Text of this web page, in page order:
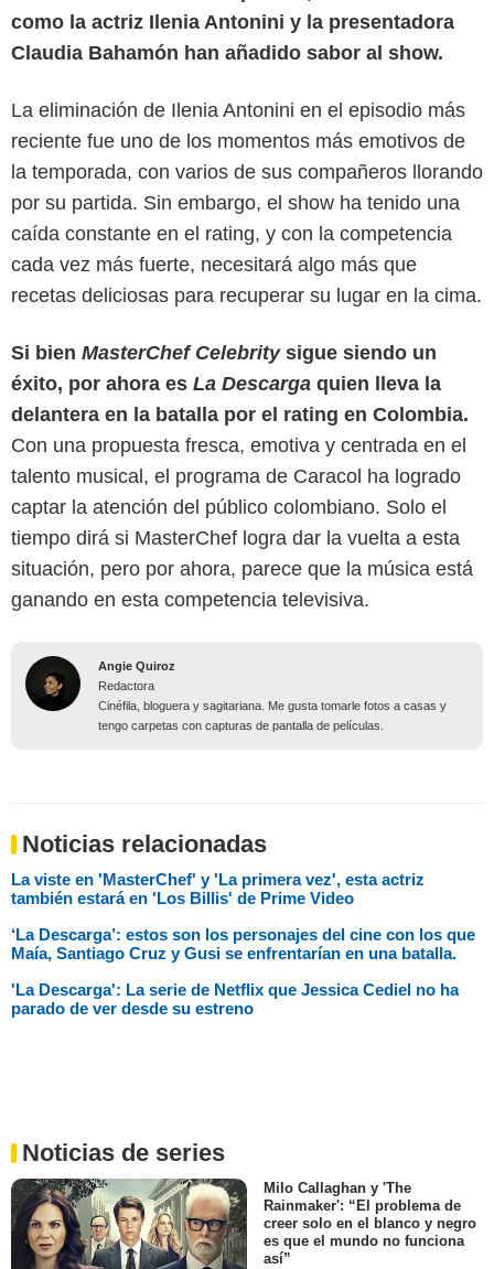
como la actriz Ilenia Antonini y la presentadora
Claudia Bahamón han añadido sabor al show.
La eliminación de Ilenia Antonini en el episodio más
reciente fue uno de los momentos más emotivos de
la temporada, con varios de sus compañeros llorando
por su partida. Sin embargo, el show ha tenido una
caída constante en el rating, y con la competencia
cada vez más fuerte, necesitará algo más que
recetas deliciosas para recuperar su lugar en la cima.
Si bien MasterChef Celebrity sigue siendo un
éxito, por ahora es La Descarga quien lleva la
delantera en la batalla por el rating en Colombia.
Con una propuesta fresca, emotiva y centrada en el
talento musical, el programa de Caracol ha logrado
captar la atención del público colombiano. Solo el
tiempo dirá si MasterChef logra dar la vuelta a esta
situación, pero por ahora, parece que la música está
ganando en esta competencia televisiva.
Angie Quiroz
Redactora
Cinéfila, bloguera y sagitariana. Me gusta tomarle fotos a casas y
tengo carpetas con capturas de pantalla de películas.
Noticias relacionadas
La viste en 'MasterChef' y 'La primera vez', esta actriz
también estará en 'Los Billis' de Prime Video
‘La Descarga’: estos son los personajes del cine con los que
Maía, Santiago Cruz y Gusi se enfrentarían en una batalla.
'La Descarga': La serie de Netflix que Jessica Cediel no ha
parado de ver desde su estreno
Noticias de series
Milo Callaghan y 'The
Rainmaker': “El problema de
creer solo en el blanco y negro
es que el mundo no funciona
así”